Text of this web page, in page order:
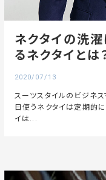
ネクタイの洗
るネクタイとは
2020/07/13
スーツスタイルのビジネス
日使うネクタイは定期的
イは...